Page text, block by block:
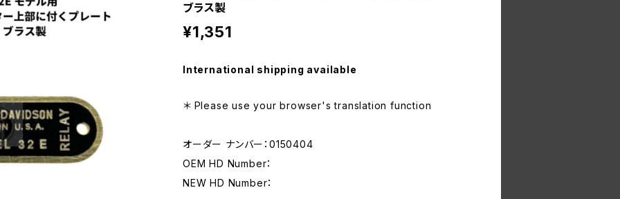
ブラス製
¥1,351
International shipping available
＊ Please use your browser's translation function
オーダー ナンバー：0150404
OEM HD Number：
NEW HD Number：